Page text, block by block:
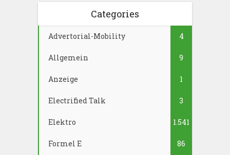
Categories
Advertorial-Mobility 4
Allgemein 9
Anzeige 1
Electrified Talk 3
Elektro 1.541
Formel E 86